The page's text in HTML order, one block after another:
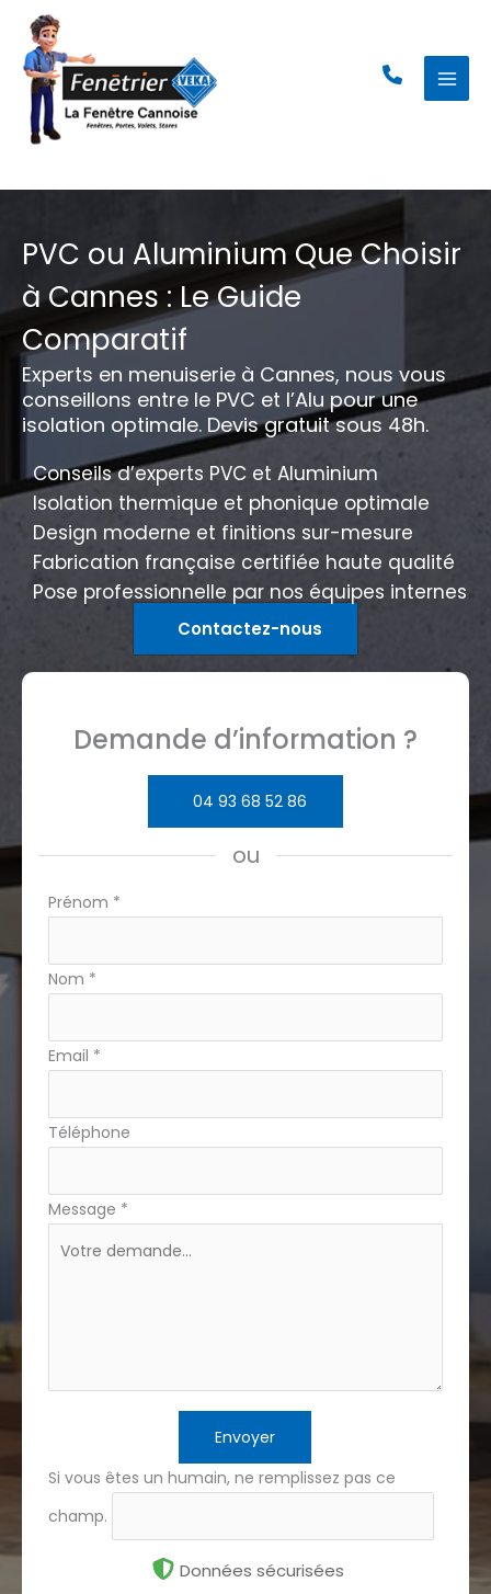
contenu
PVC ou Aluminium Que Choisir
à Cannes : Le Guide
Comparatif
Experts en menuiserie à Cannes, nous vous
conseillons entre le PVC et l’Alu pour une
isolation optimale. Devis gratuit sous 48h.
Conseils d’experts PVC et Aluminium
Isolation thermique et phonique optimale
Design moderne et finitions sur-mesure
Fabrication française certifiée haute qualité
Pose professionnelle par nos équipes internes
Contactez-nous
Demande d’information ?
04 93 68 52 86
ou
Formulaire
avec
téléphone
Prénom *
Nom *
Email *
Téléphone
Message *
Envoyer
Si vous êtes un humain, ne remplissez pas ce
champ.
Données sécurisées